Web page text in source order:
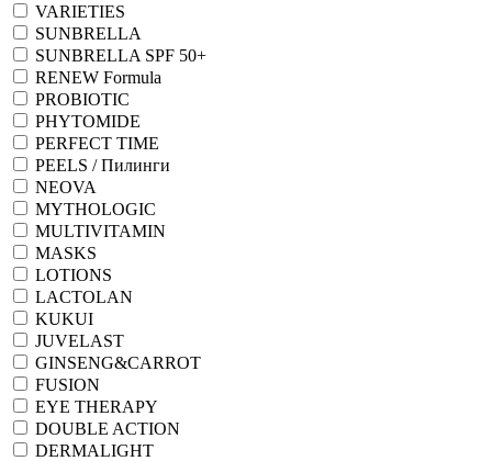
VARIETIES
SUNBRELLA
SUNBRELLA SPF 50+
RENEW Formula
PROBIOTIC
PHYTOMIDE
PERFECT TIME
PEELS / Пилинги
NEOVA
MYTHOLOGIC
MULTIVITAMIN
MASKS
LOTIONS
LACTOLAN
KUKUI
JUVELAST
GINSENG&CARROT
FUSION
EYE THERAPY
DOUBLE ACTION
DERMALIGHT